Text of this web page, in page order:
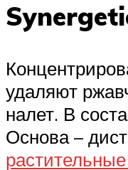
удаляют
налет. В
Основа –